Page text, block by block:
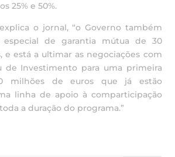
25% e 50%.
o jornal, “o Governo também
de garantia mútua de 30
e está a ultimar as negociações com
de Investimento para uma primeira
milhões de euros que já estão
linha de apoio à comparticipação
a duração do programa.”